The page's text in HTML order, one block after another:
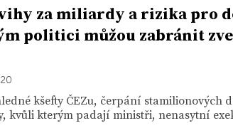
za miliardy a rizika pro
politici můžou zabránit
kšefty ČEZu, čerpání stamilionových
kvůli kterým padají ministři, nenasytní